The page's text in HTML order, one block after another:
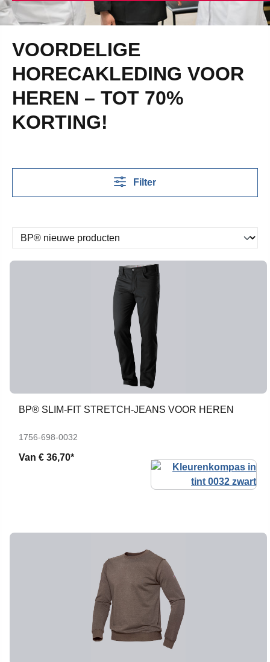
VOORDELIGE
HORECAKLEDING VOOR
HEREN – TOT 70%
KORTING!
Filter
BP® SLIM-FIT STRETCH-JEANS VOOR HEREN
1756-698-0032
Van € 36,70*